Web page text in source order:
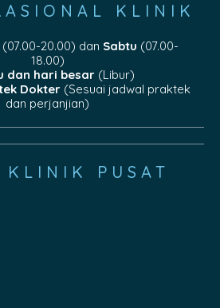
KLINIK
20.00) dan Sabtu (07.00-
18.00)
dan hari besar(Libur)
Dokter(Sesuai jadwal praktek
dan perjanjian)
KLINIK PUSAT